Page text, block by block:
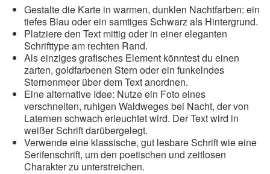
Gestalte die Karte in warmen, dunklen Nachtfarben: ein
tiefes Blau oder ein samtiges Schwarz als Hintergrund.
Platziere den Text mittig oder in einer eleganten
Schrifttype am rechten Rand.
Als einziges grafisches Element könntest du einen
zarten, goldfarbenen Stern oder ein funkelndes
Sternenmeer über dem Text anordnen.
Eine alternative Idee: Nutze ein Foto eines
verschneiten, ruhigen Waldweges bei Nacht, der von
Laternen schwach erleuchtet wird. Der Text wird in
weißer Schrift darübergelegt.
Verwende eine klassische, gut lesbare Schrift wie eine
Serifenschrift, um den poetischen und zeitlosen
Charakter zu unterstreichen.